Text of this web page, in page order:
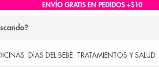
ENVÍO GRATIS EN PEDIDOS +$10
DÍAS DEL BEBÉ TRATAMIENTOS Y SALUD
buscados